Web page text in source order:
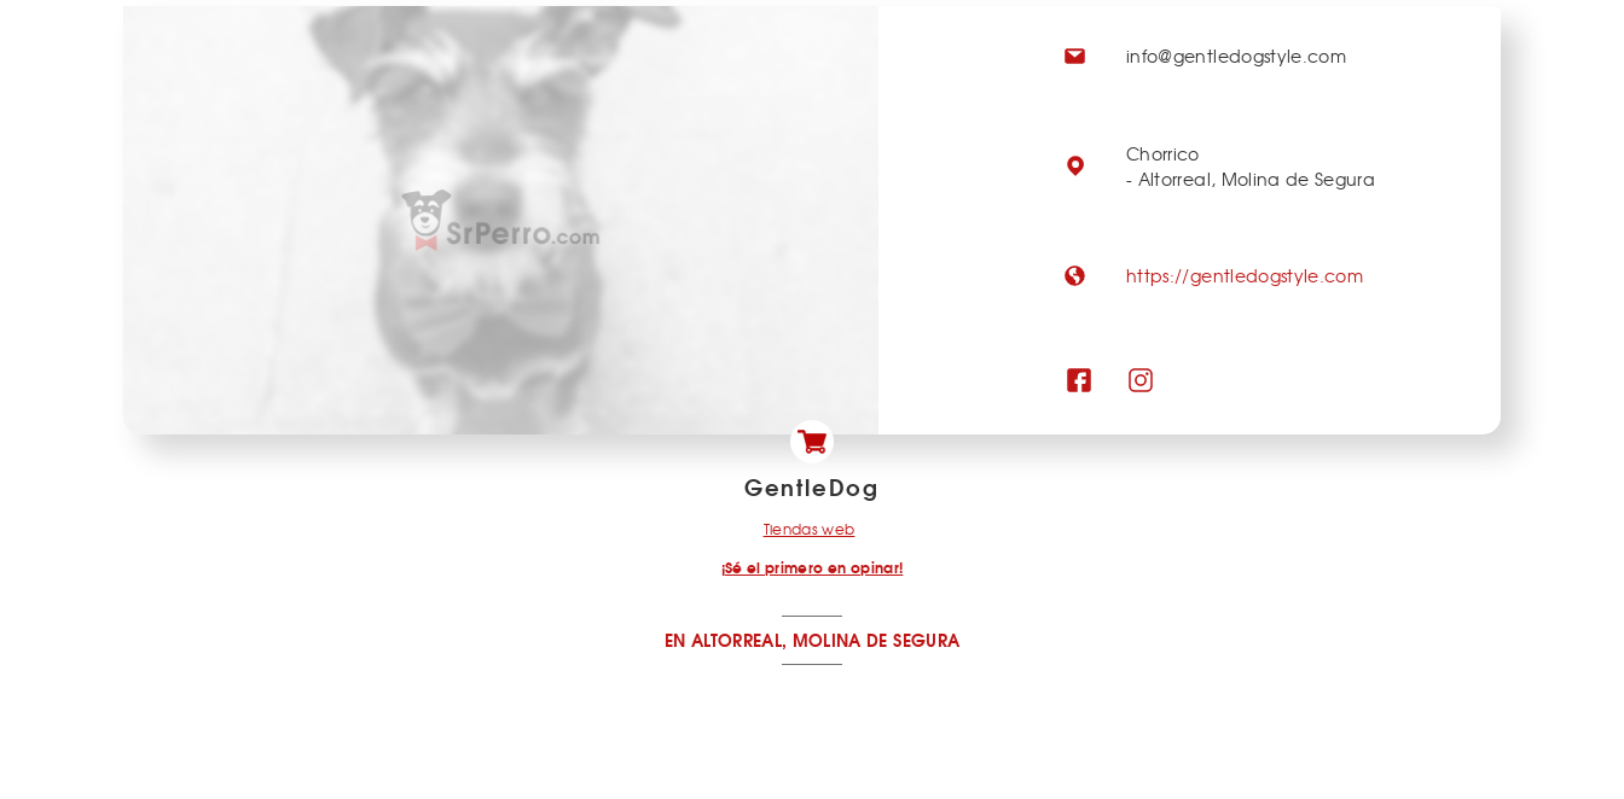
info@gentledogstyle.com
Chorrico
- Altorreal, Molina de Segura
https://gentledogstyle.com
GentleDog
Tiendas web
¡Sé el primero en opinar!
EN ALTORREAL, MOLINA DE SEGURA